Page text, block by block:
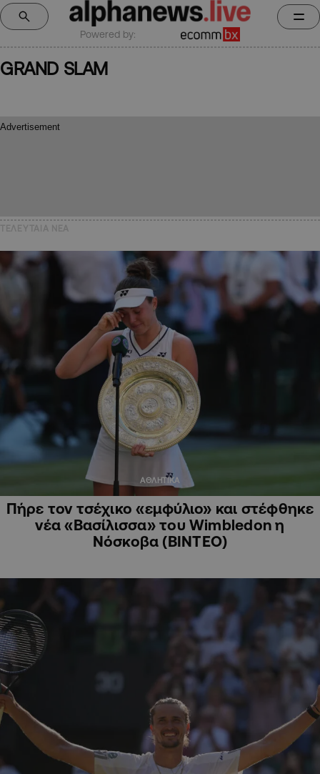
Powered by:
GRAND SLAM
ΑΘΛΗΤΙΚΑ
Πήρε τον τσέχικο «εμφύλιο» και στέφθηκε
νέα «Βασίλισσα» του Wimbledon η
Νόσκοβα (ΒΙΝΤΕΟ)